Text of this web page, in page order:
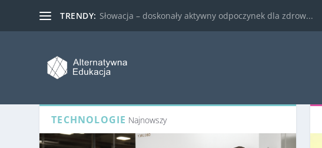
TRENDY: Słowacja – doskonały aktywny odpoczynek dla zdrow...
TECHNOLOGIE Najnowszy